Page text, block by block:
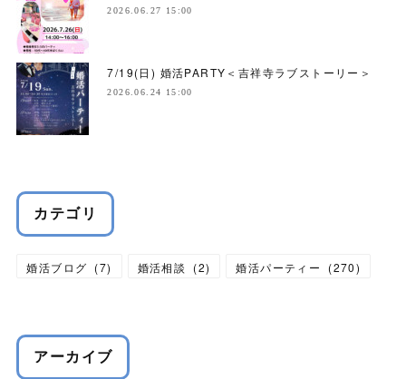
2026.06.27 15:00
7/19(日) 婚活PARTY＜吉祥寺ラブストーリー＞
2026.06.24 15:00
カテゴリ
婚活ブログ (7) 婚活相談 (2) 婚活パーティー (270)
アーカイブ